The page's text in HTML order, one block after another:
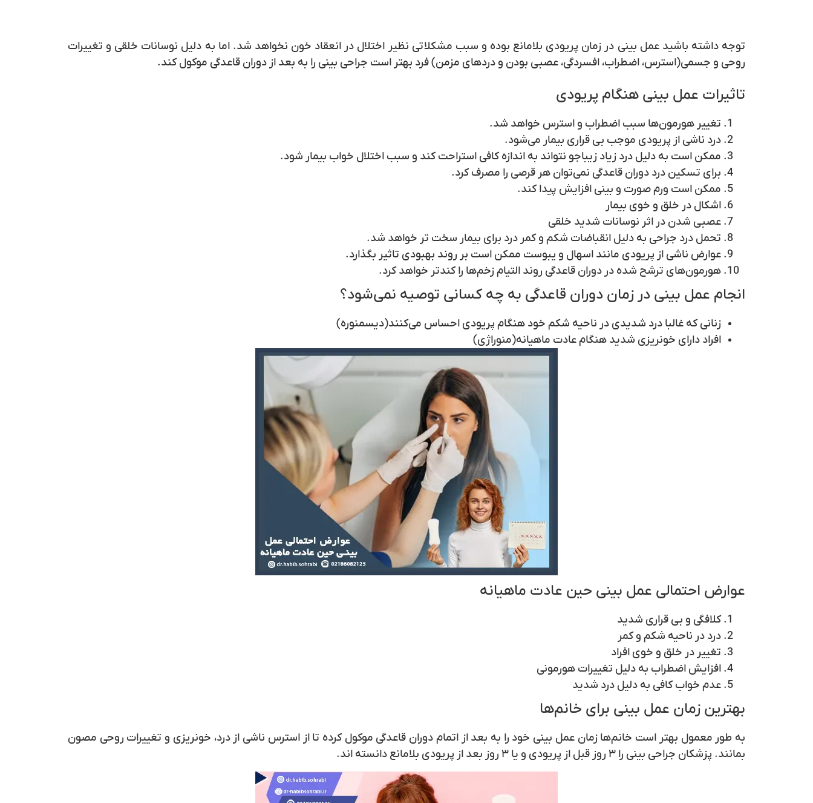
توجه داشته باشید عمل بینی در زمان پریودی بلامانع بوده و سبب مشکلاتی نظیر اختلال در انعقاد خون نخواهد شد. اما به دلیل نوسانات خلقی و تغییرات
روحی و جسمی(استرس، اضطراب، افسردگی، عصبی بودن و دردهای مزمن) فرد بهتر است جراحی بینی را به بعد از دوران قاعدگی موکول کند.
تاثیرات عمل بینی هنگام پریودی
تغییر هورمون‌ها سبب اضطراب و استرس خواهد شد.
درد ناشی از پریودی موجب بی قراری بیمار می‌شود.
ممکن است به دلیل درد زیاد زیباجو نتواند به اندازه کافی استراحت کند و سبب اختلال خواب بیمار شود.
برای تسکین درد دوران قاعدگی نمی‌توان هر قرصی را مصرف کرد.
ممکن است ورم صورت و بینی افزایش پیدا کند.
اشکال در خلق و خوی بیمار
عصبی شدن در اثر نوسانات شدید خلقی
تحمل درد جراحی به دلیل انقباضات شکم و کمر درد برای بیمار سخت تر خواهد شد.
عوارض ناشی از پریودی مانند اسهال و یبوست ممکن است بر روند بهبودی تاثیر بگذارد.
هورمون‌های ترشح شده در دوران قاعدگی روند التیام زخم‌ها را کندتر خواهد کرد.
انجام عمل بینی در زمان دوران قاعدگی به چه کسانی توصیه نمی‌شود؟
زنانی که غالبا درد شدیدی در ناحیه شکم خود هنگام پریودی احساس می‌کنند(دیسمنوره)
افراد دارای خونریزی شدید هنگام عادت ماهیانه(منوراژی)
عوارض احتمالی عمل بینی حین عادت ماهیانه
کلافگی و بی قراری شدید
درد در ناحیه شکم و کمر
تغییر در خلق و خوی افراد
افزایش اضطراب به دلیل تغییرات هورمونی
عدم خواب کافی به دلیل درد شدید
بهترین زمان عمل بینی برای خانم‌ها
به طور معمول بهتر است خانم‌ها زمان عمل بینی خود را به بعد از اتمام دوران قاعدگی موکول کرده تا از استرس ناشی از درد، خونریزی و تغییرات روحی مصون
بمانند. پزشکان جراحی بینی را ۳ روز قبل از پریودی و یا ۳ روز بعد از پریودی بلامانع دانسته اند.